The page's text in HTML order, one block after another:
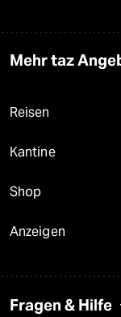
Mehr taz
Reisen
Kantine
Shop
Anzeigen
Fragen & Hilfe